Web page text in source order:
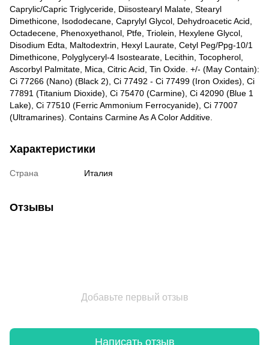
Caprylic/Capric Triglyceride, Diisostearyl Malate, Stearyl
Dimethicone, Isododecane, Caprylyl Glycol, Dehydroacetic Acid,
Octadecene, Phenoxyethanol, Ptfe, Triolein, Hexylene Glycol,
Disodium Edta, Maltodextrin, Hexyl Laurate, Cetyl Peg/Ppg-10/1
Dimethicone, Polyglyceryl-4 Isostearate, Lecithin, Tocopherol,
Ascorbyl Palmitate, Mica, Citric Acid, Tin Oxide. +/- (May Contain):
Ci 77266 (Nano) (Black 2), Ci 77492 - Ci 77499 (Iron Oxides), Ci
77891 (Titanium Dioxide), Ci 75470 (Carmine), Ci 42090 (Blue 1
Lake), Ci 77510 (Ferric Ammonium Ferrocyanide), Ci 77007
(Ultramarines). Contains Carmine As A Color Additive.
Характеристики
Страна Италия
Отзывы
Добавьте первый отзыв
Написать отзыв